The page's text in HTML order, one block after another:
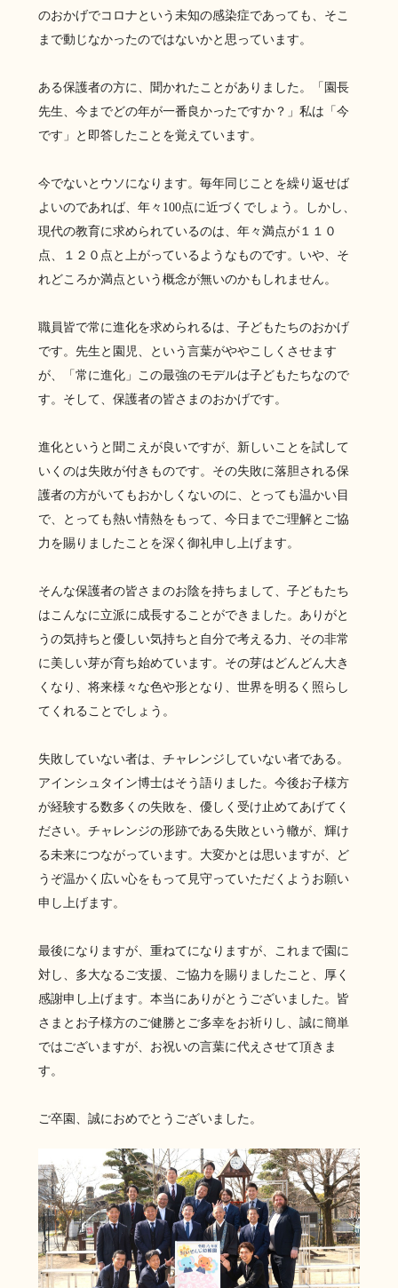
のおかげでコロナという未知の感染症であっても、そこ
まで動じなかったのではないかと思っています。
ある保護者の方に、聞かれたことがありました。「園長
先生、今までどの年が一番良かったですか？」私は「今
です」と即答したことを覚えています。
今でないとウソになります。毎年同じことを繰り返せば
よいのであれば、年々 100点に近づくでしょう。しかし、
現代の教育に求められているのは、年々満点が１１０
点、１２０点と上がっているようなものです。いや、そ
れどころか満点という概念が無いのかもしれません。
職員皆で常に進化を求められるは、子どもたちのおかげ
です。先生と園児、という言葉がややこしくさせます
が、「常に進化」この最強のモデルは子どもたちなので
す。そして、保護者の皆さまのおかげです。
進化というと聞こえが良いですが、新しいことを試して
いくのは失敗が付きものです。その失敗に落胆される保
護者の方がいてもおかしくないのに、とっても温かい目
で、とっても熱い情熱をもって、今日までご理解とご協
力を賜りましたことを深く御礼申し上げます。
そんな保護者の皆さまのお陰を持ちまして、子どもたち
はこんなに立派に成長することができました。ありがと
うの気持ちと優しい気持ちと自分で考える力、その非常
に美しい芽が育ち始めています。その芽はどんどん大き
くなり、将来様々な色や形となり、世界を明るく照らし
てくれることでしょう。
失敗していない者は、チャレンジしていない者である。
アインシュタイン博士はそう語りました。今後お子様方
が経験する数多くの失敗を、優しく受け止めてあげてく
ださい。チャレンジの形跡である失敗という轍が、輝け
る未来につながっています。大変かとは思いますが、ど
うぞ温かく広い心をもって見守っていただくようお願い
申し上げます。
最後になりますが、重ねてになりますが、これまで園に
対し、多大なるご支援、ご協力を賜りましたこと、厚く
感謝申し上げます。本当にありがとうございました。皆
さまとお子様方のご健勝とご多幸をお祈りし、誠に簡単
ではございますが、お祝いの言葉に代えさせて頂きま
す。
ご卒園、誠におめでとうございました。